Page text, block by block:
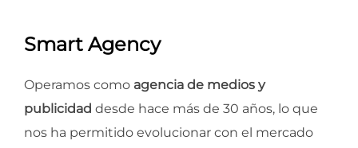
Smart Agency
Operamos como agencia de medios y
publicidad desde hace más de 30 años, lo que
nos ha permitido evolucionar con el mercado